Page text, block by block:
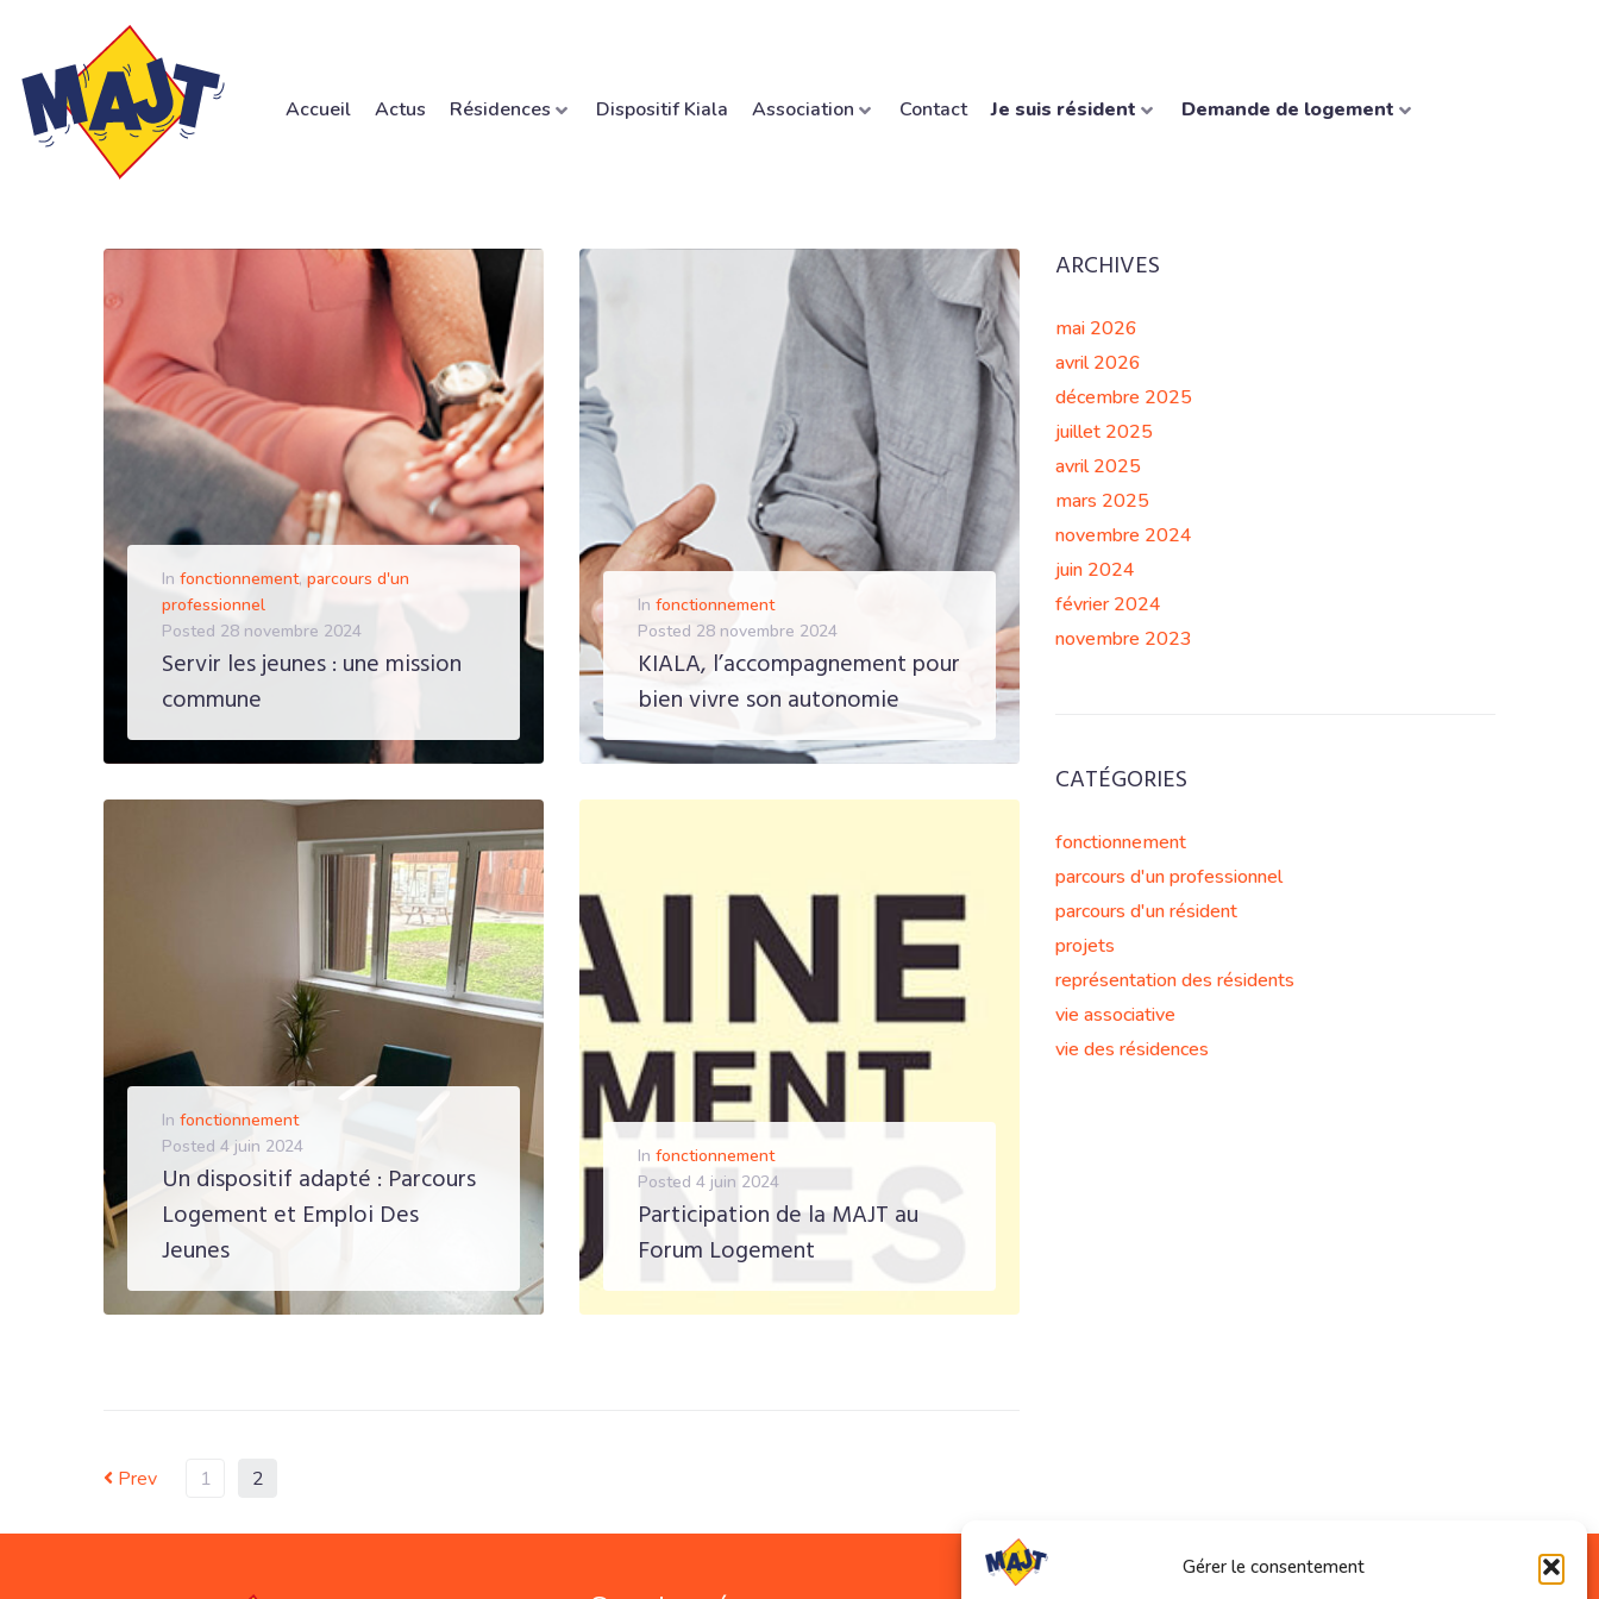
Gérer le consentement
Accueil Actus Résidences Dispositif Kiala Association Contact Je suis résident Demande de logement
In fonctionnement, parcours d'un
professionnel
Posted 28 novembre 2024
Servir les jeunes : une mission
commune
EN SAVOIR PLUS
In fonctionnement
Posted 28 novembre 2024
KIALA, l’accompagnement pour
bien vivre son autonomie
EN SAVOIR PLUS
In fonctionnement
Posted 4 juin 2024
Un dispositif adapté : Parcours
Logement et Emploi Des
Jeunes
In fonctionnement
Posted 4 juin 2024
Participation de la MAJT au
Forum Logement
Prev 1 2
ARCHIVES
mai 2026
avril 2026
décembre 2025
juillet 2025
avril 2025
mars 2025
novembre 2024
juin 2024
février 2024
novembre 2023
CATÉGORIES
fonctionnement
parcours d'un professionnel
parcours d'un résident
projets
représentation des résidents
vie associative
vie des résidences